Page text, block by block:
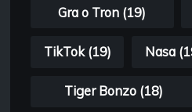
Gra o Tron (19)
TikTok (19) Nasa
Tiger Bonzo (18)